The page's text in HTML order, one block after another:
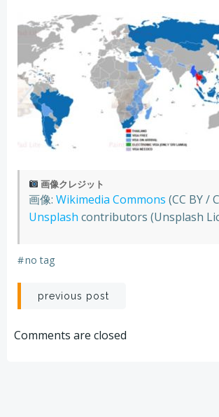
画像クレジット
画像: Wikimedia Commons (CC BY /
Unsplash contributors (Unsplash
#no tag
Post
navigation
previous post
Comments are closed